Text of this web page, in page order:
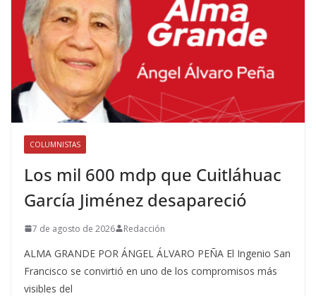
COLUMNISTAS
Los mil 600 mdp que Cuitláhuac
García Jiménez desapareció
7 de agosto de 2026 Redacción
ALMA GRANDE POR ÁNGEL ÁLVARO PEÑA El Ingenio San
Francisco se convirtió en uno de los compromisos más
visibles del